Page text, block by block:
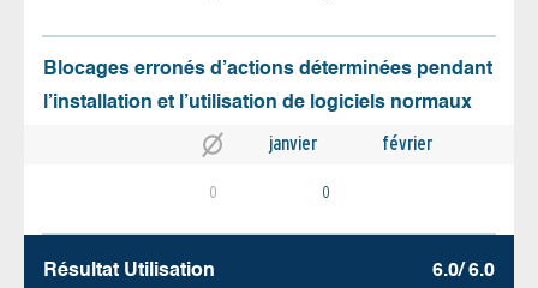
Blocages erronés d’actions déterminées pendant
l’installation et l’utilisation de logiciels normaux
janvier février
0 0
Résultat Utilisation 6.0/ 6.0